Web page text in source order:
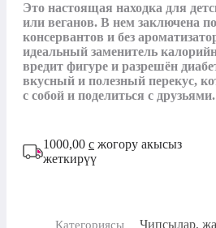
Это настоящая находка для
или веганов. В нем заключена
консервантов и без
идеальный заменитель
вредит фигуре и разрешён
вкусный и полезный перекус,
с собой и поделиться с друзьями.
1000,00 с жогору акысыз
жеткирүү
Категориясы Чипсылар,